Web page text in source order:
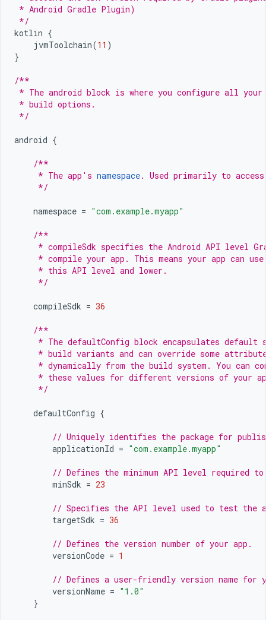
* Android Gradle Plugin)
*/
kotlin {
jvmToolchain(11 )
}
/**
* The android block is where you configure all
* build options.
*/
android {
/**
     * The app's
namespace. Used primarily to
     */
namespace = "com.example.myapp"
/**
* compileSdk specifies the Android API level
* compile your app. This means your app can
     * this API level and lower.
     */
compileSdk = 36
/**
* The defaultConfig block encapsulates default
* build variants and can override some
* dynamically from the build system. You can
* these values for different versions of your
     */
defaultConfig {
// Uniquely identifies the package for
applicationId = "com.example.myapp"
// Defines the minimum API level required
minSdk = 23
// Specifies the API level used to test the
targetSdk = 36
// Defines the version number of your app.
versionCode = 1
// Defines a user-friendly version name for
versionName = "1.0"
}